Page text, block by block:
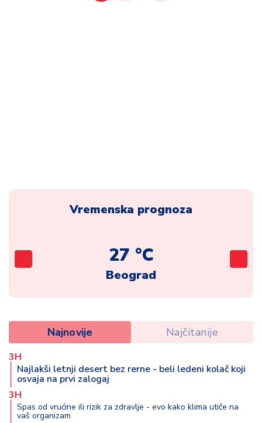
Vremenska prognoza
Beograd
27 °C
Najnovije Najčitanije
3H
Najlakši letnji desert bez rerne - beli ledeni kolač koji
osvaja na prvi zalogaj
3H
Spas od vrućine ili rizik za zdravlje - evo kako klima utiče na
vaš organizam